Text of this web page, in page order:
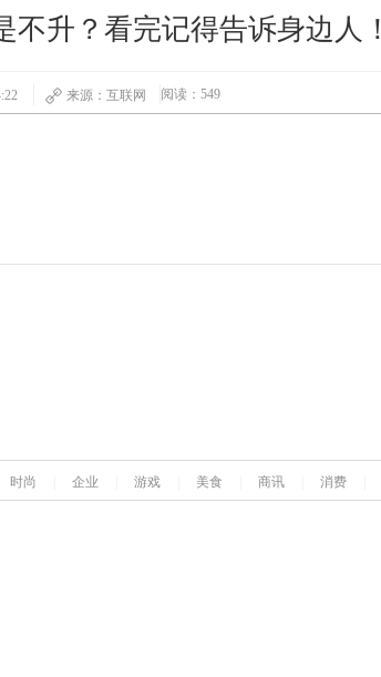
升？看完记得告诉身边人！
来源：互联网 阅读：549
时尚 企业 游戏 美食 商讯 消费